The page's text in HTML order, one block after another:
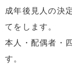
成年後見人の決
てをします。
本人・配偶者・
す。